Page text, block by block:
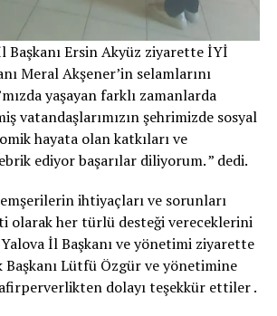
Ersin Akyüz ziyarette İYİ
Meral Akşener’in selamlarını
yaşayan farklı zamanlarda
vatandaşlarımızın şehrimizde sosyal
hayata olan katkıları ve
ediyor başarılar diliyorum. ” dedi.
ihtiyaçları ve sorunları
olarak her türlü desteği vereceklerini
İl Başkanı ve yönetimi ziyarette
Başkanı Lütfü Özgür ve yönetimine
dolayı teşekkür ettiler .